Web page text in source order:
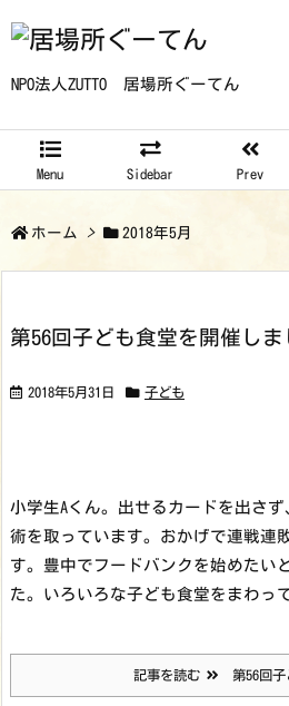
NPO法人ZUTTO 居場所ぐーてん
Menu Sidebar Prev
ホーム > 2018年5月
第56回子ども食堂を開催し
2018年5月31日 子ども
小学生Aくん。出せるカードを出さ
術を取っています。おかげで連戦連
す。 豊中でフードバンクを始めたい
た。いろいろな子ども食堂をまわっ
記事を読む 第56回子